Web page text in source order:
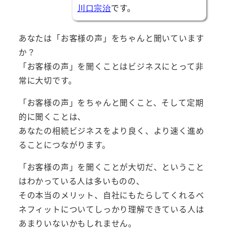
川口宗治です。
あなたは「お客様の声」をちゃんと聞いています
か？
「お客様の声」を聞くことはビジネスにとって非
常に大切です。
「お客様の声」をちゃんと聞くこと、そして定期
的に聞くことは、
あなたの相続ビジネスをより良く、より速く進め
ることにつながります。
「お客様の声」を聞くことが大切だ、ということ
はわかっている人は多いものの、
その本当のメリット、自社にもたらしてくれるベ
ネフィットについてしっかり理解できている人は
あまりいないかもしれません。